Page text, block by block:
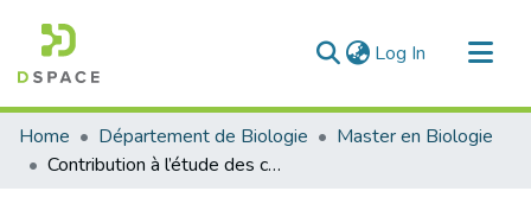
Log In (current)
Communities & Collections
All of DSpace
Home Département de Biologie
Master en Biologie
Contribution à l’étude des caractères physico-chimiques des sols des pinèdes (Pinus halepensis) de la wilaya de Tlemcen